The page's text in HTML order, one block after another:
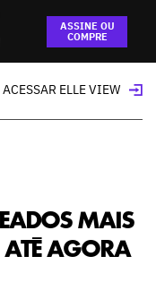
ASSINE OU
COMPRE
mais elegantes de
ACESSAR ELLE VIEW
MAIS
ATÉ AGORA